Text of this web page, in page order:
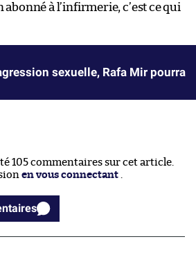
à l’infirmerie, c’est ce qui
sexuelle, Rafa Mir pourra
105 commentaires sur cet article.
en vous connectant